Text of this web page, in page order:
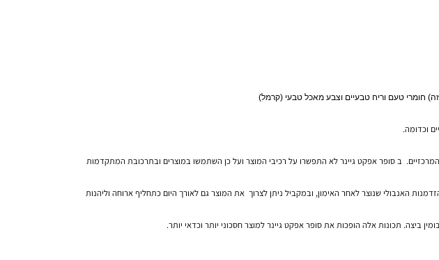
טעם וריח טבעיים וצבע מאכל טבעי (קרמל)
ב סופר אפקט גיינר לא התפשרו על רכיבי המוצר ועל כן השתמשו במוצרים ובתרכובת המתקדמות